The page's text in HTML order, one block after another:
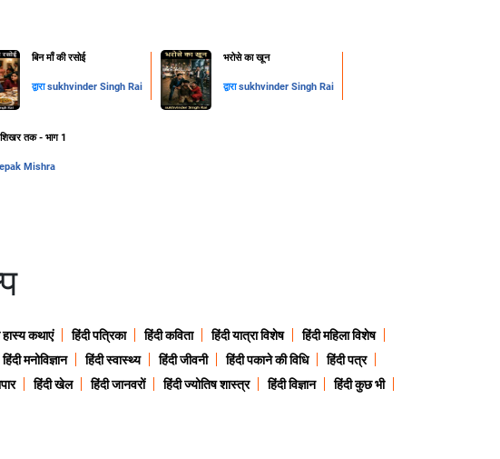
​बिन माँ की रसोई
द्वाराsukhvinder Singh Rai
​भरोसे का खून
द्वाराsukhvinder Singh Rai
तक - भाग 1
Mishra
हास्य कथाएं हिंदी पत्रिका हिंदी कविता हिंदी यात्रा विशेष
हिंदी महिला विशेष
हिंदी मनोविज्ञान हिंदी स्वास्थ्य हिंदी जीवनी हिंदी पकाने की विधि
हिंदी पत्र
हिंदी खेल हिंदी जानवरों हिंदी ज्योतिष शास्त्र हिंदी विज्ञान
हिंदी कुछ भी